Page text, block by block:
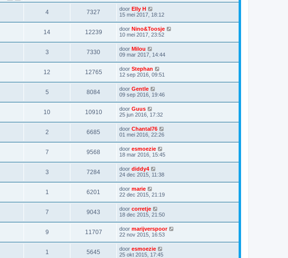
4 7327 door Elly H
15 mei 2017, 18:12
14 12239 door Nino&Toosje
10 mei 2017, 23:52
3 7330 door Milou
09 mar 2017, 14:44
12 12765 door Stephan
12 sep 2016, 09:51
5 8084 door Gentle
09 sep 2016, 19:46
10 10910 door Guus
25 jun 2016, 17:32
2 6685 door Chantal76
01 mei 2016, 22:26
7 9568 door esmoezie
18 mar 2016, 15:45
3 7284 door diddy4
24 dec 2015, 11:38
1 6201 door marie
22 dec 2015, 21:19
7 9043 door corretje
18 dec 2015, 21:50
9 11707 door marijverspoor
22 nov 2015, 16:53
1 5645 door esmoezie
25 okt 2015, 17:45